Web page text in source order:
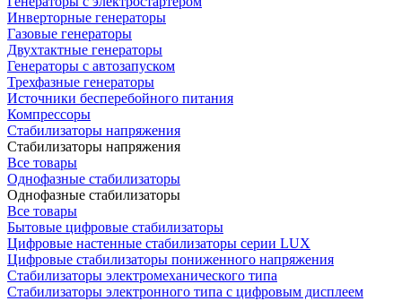
Инверторные генераторы
Газовые генераторы
Двухтактные генераторы
Генераторы с автозапуском
Трехфазные генераторы
Источники бесперебойного питания
Компрессоры
Стабилизаторы напряжения
Стабилизаторы напряжения
Все товары
Однофазные стабилизаторы
Однофазные стабилизаторы
Все товары
Бытовые цифровые стабилизаторы
Цифровые настенные стабилизаторы серии LUX
Цифровые стабилизаторы пониженного напряжения
Стабилизаторы электромеханического типа
Стабилизаторы электронного типа с цифровым дисплеем